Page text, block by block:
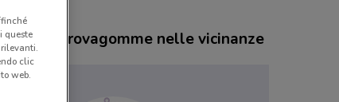
Trovagomme nelle vicinanze
queste
clic
web.